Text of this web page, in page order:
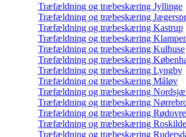
Træfældning og træbeskæring Jyllinge
Træfældning og træbeskæring
Træfældning og træbeskæring Kastrup
Træfældning og træbeskæring
Træfældning og træbeskæring Kulhuse
Træfældning og træbeskæring
Træfældning og træbeskæring Lyngby
Træfældning og træbeskæring Måløv
Træfældning og træbeskæring
Træfældning og træbeskæring
Træfældning og træbeskæring Rødovre
Træfældning og træbeskæring Roskilde
Træfældning og træbeskæring